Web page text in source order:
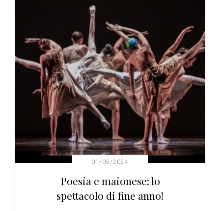
01/05/2024
Poesia e maionese: lo
spettacolo di fine anno!